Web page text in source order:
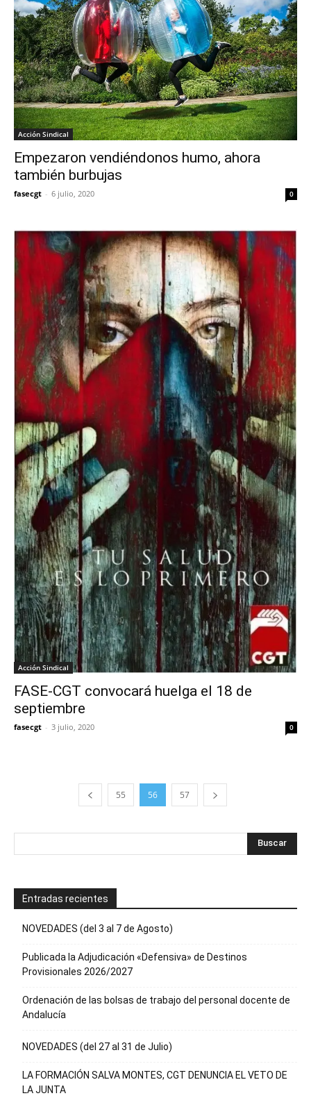
Acción Sindical
Empezaron vendiéndonos humo, ahora
también burbujas
fasecgt - 6 julio, 2020 0
Acción Sindical
FASE-CGT convocará huelga el 18 de
septiembre
fasecgt - 3 julio, 2020 0
55 56 57
Entradas recientes
NOVEDADES (del 3 al 7 de Agosto)
Publicada la Adjudicación «Defensiva» de Destinos
Provisionales 2026/2027
Ordenación de las bolsas de trabajo del personal docente de
Andalucía
NOVEDADES (del 27 al 31 de Julio)
LA FORMACIÓN SALVA MONTES, CGT DENUNCIA EL VETO DE
LA JUNTA